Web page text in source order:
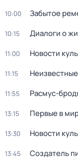
10:00 Забытое
10:15 Диалоги о
11:00 Новости
11:15
11:55 Расмус-
13:15 Первые в
13:30 Новости
13:45 Создатель